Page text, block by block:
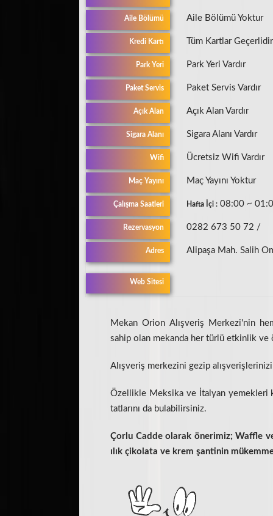
Aile Bölümü Aile Bölümü Yoktur
Kredi Kartı Tüm Kartlar Geçerlidir
Park Yeri Park Yeri Vardır
Paket Servis Paket Servis Vardır
Açık Alan Açık Alan Vardır
Sigara Alanı Sigara Alanı Vardır
Wifi Ücretsiz Wifi Vardır
Maç Yayını Maç Yayını Yoktur
Çalışma Saatleri Hafta İçi : 08:00 ~
Rezervasyon 0282 673 50 72 /
Adres Alipaşa Mah. Salih
Web Sitesi
Mekan Orion Alışveriş Merkezi'nin
sahip olan mekanda her türlü etkinlik ve
Alışveriş merkezini gezip
Özellikle Meksika ve İtalyan yemekleri
tatlarını da bulabilirsiniz.
Çorlu Cadde olarak önerimiz; Waffle
ılık çikolata ve krem şantinin